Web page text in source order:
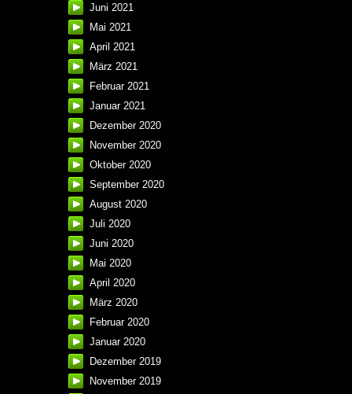
Juni 2021
Mai 2021
April 2021
März 2021
Februar 2021
Januar 2021
Dezember 2020
November 2020
Oktober 2020
September 2020
August 2020
Juli 2020
Juni 2020
Mai 2020
April 2020
März 2020
Februar 2020
Januar 2020
Dezember 2019
November 2019